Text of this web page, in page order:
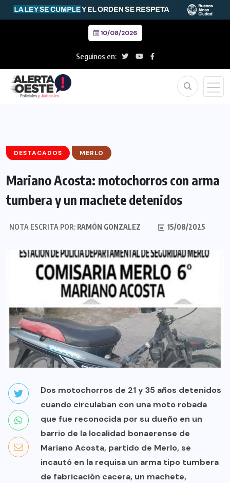
10/08/2026
Seguinos en:
DESTACADOS MERLO
Mariano Acosta: motochorros con arma
tumbera y un machete detenidos
NOTA ESCRITA POR: RAMÓN GONZALEZ 15/08/2025
Dos motochorros de 21 y 35 años detenidos
cuando circulaban con una moto robada
que fue reconocida por su dueño en un
barrio de la localidad bonaerense de
Mariano Acosta, partido de Merlo, se
incautó en la requisa un arma tipo tumbera
de fabricación cacera, un machete,